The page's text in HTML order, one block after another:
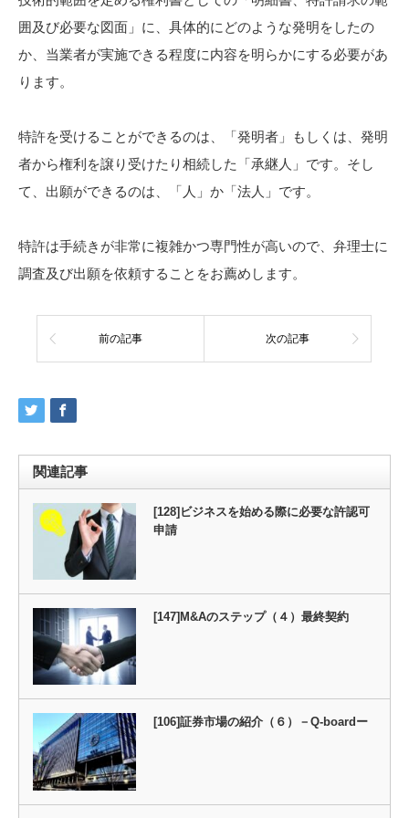
囲及び必要な図面」に、具体的にどのような発明をしたの
か、当業者が実施できる程度に内容を明らかにする必要があ
ります。
特許を受けることができるのは、「発明者」もしくは、発明
者から権利を譲り受けたり相続した「承継人」です。そし
て、出願ができるのは、「人」か「法人」です。
特許は手続きが非常に複雑かつ専門性が高いので、弁理士に
調査及び出願を依頼することをお薦めします。
前の記事 次の記事
関連記事
[128]ビジネスを始める際に必要な許認可
申請
[147]M&Aのステップ（４）最終契約
[106]証券市場の紹介（６）－Q-boardー